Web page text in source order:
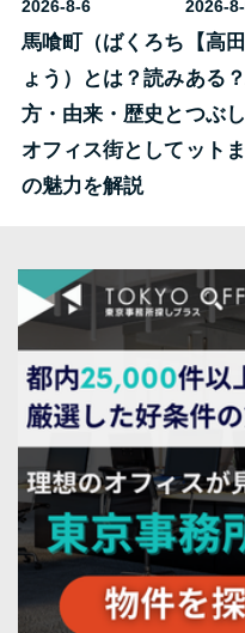
2026-8-6
馬喰町（ばくろち
ょう）とは？読み
方・由来・歴史と
オフィス街として
の魅力を解説
2026-
【高
ある
つぶ
ット